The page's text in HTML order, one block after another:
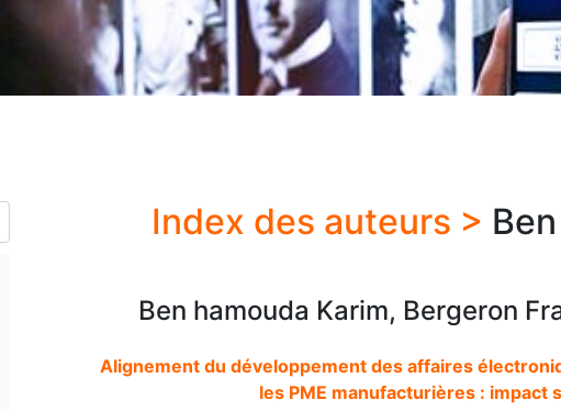
Index des auteurs >
Ben hamouda Karim, Bergeron
Alignement du développement des affaires
les PME manufacturières : impact